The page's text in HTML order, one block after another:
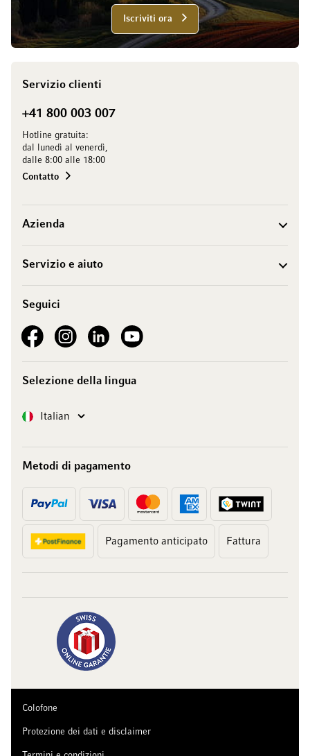
Iscriviti ora
Servizio clienti
+41 800 003 007
Hotline gratuita:
dal lunedì al venerdì,
dalle 8:00 alle 18:00
Contatto
Azienda
Servizio e aiuto
Seguici
See our FacebookSee our Instagram account
See our LinkedInSee our YouTube channel
Selezione della lingua
Lingua Italian
Metodi di pagamento
Pagamento anticipato Fattura
Colofone
Protezione dei dati e disclaimer